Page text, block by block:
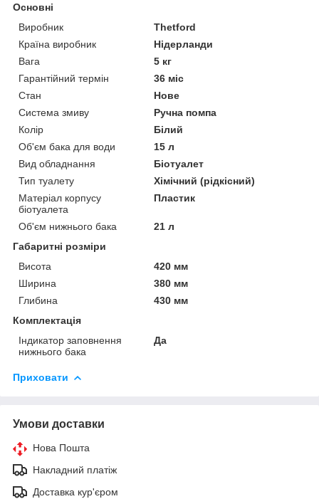
Основні
Виробник
Thetford
Країна виробник
Нідерланди
Вага
5 кг
Гарантійний термін
36 міс
Стан
Нове
Система змиву
Ручна помпа
Колір
Білий
Об'єм бака для води
15 л
Вид обладнання
Біотуалет
Тип туалету
Хімічний (рідкісний)
Матеріал корпусу
біотуалета
Пластик
Об'єм нижнього бака
21 л
Габаритні розміри
Висота
420 мм
Ширина
380 мм
Глибина
430 мм
Комплектація
Індикатор заповнення
нижнього бака
Да
Приховати
Умови доставки
Нова Пошта
Накладний платіж
Доставка кур'єром